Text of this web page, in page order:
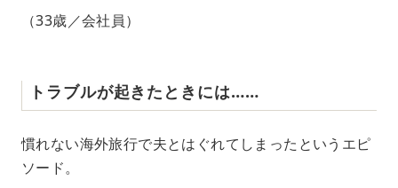
（33歳／会社員）
トラブルが起きたときには……
慣れない海外旅行で夫とはぐれてしまったというエピ
ソード。